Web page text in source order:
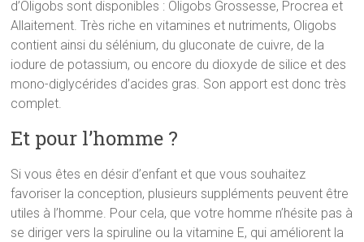
d’Oligobs sont disponibles : Oligobs Grossesse, Procrea et
Allaitement. Très riche en vitamines et nutriments, Oligobs
contient ainsi du sélénium, du gluconate de cuivre, de la
iodure de potassium, ou encore du dioxyde de silice et des
mono-diglycérides d’acides gras. Son apport est donc très
complet.
Et pour l’homme ?
Si vous êtes en désir d’enfant et que vous souhaitez
favoriser la conception, plusieurs suppléments peuvent être
utiles à l’homme. Pour cela, que votre homme n’hésite pas à
se diriger vers la spiruline ou la vitamine E, qui améliorent la